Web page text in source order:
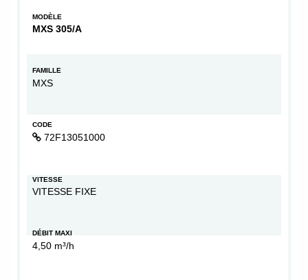
MODÈLE
MXS 305/A
FAMILLE
MXS
CODE
72F13051000
VITESSE
VITESSE FIXE
DÉBIT MAXI
4,50 m³/h